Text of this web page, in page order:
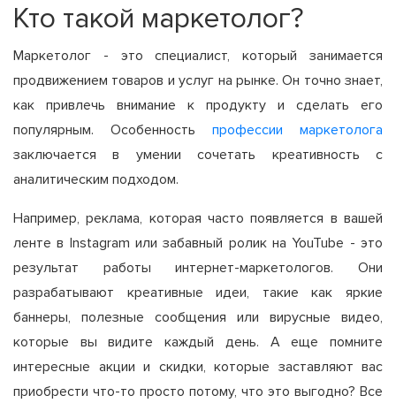
Кто такой маркетолог?
Маркетолог - это специалист, который занимается
продвижением товаров и услуг на рынке. Он точно знает,
как привлечь внимание к продукту и сделать его
популярным. Особенность профессии маркетолога
заключается в умении сочетать креативность с
аналитическим подходом.
Например, реклама, которая часто появляется в вашей
ленте в Instagram или забавный ролик на YouTube - это
результат работы интернет-маркетологов. Они
разрабатывают креативные идеи, такие как яркие
баннеры, полезные сообщения или вирусные видео,
которые вы видите каждый день. А еще помните
интересные акции и скидки, которые заставляют вас
приобрести что-то просто потому, что это выгодно? Все